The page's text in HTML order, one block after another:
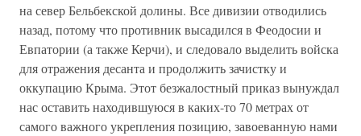
на север Бельбекской долины. Все дивизии отводились
назад, потому что противник высадился в Феодосии и
Евпатории (а также Керчи), и следовало выделить войска
для отражения десанта и продолжить зачистку и
оккупацию Крыма. Этот безжалостный приказ вынуждал
нас оставить находившуюся в каких-то 70 метрах от
самого важного укрепления позицию, завоеванную нами